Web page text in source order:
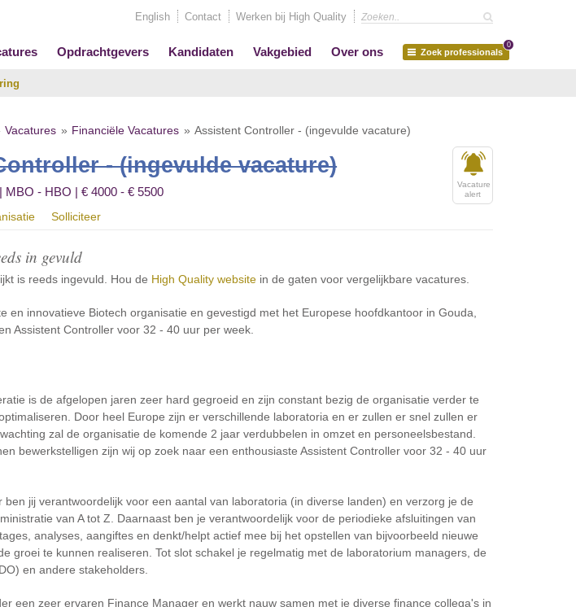
English Contact Werken bij High Quality
Opdrachtgevers Kandidaten Vakgebied Over ons Zoek professionals
0
Vacatures Financiële Vacatures Assistent Controller - (ingevulde vacature)
- (ingevulde vacature)
Vacature
alert
MBO - HBO | € 4000 - € 5500
Solliciteer
in gevuld
is reeds ingevuld. Hou de High Quality website in de gaten voor vergelijkbare vacatures.
en innovatieve Biotech organisatie en gevestigd met het Europese hoofdkantoor in Gouda,
Assistent Controller voor 32 - 40 uur per week.
is de afgelopen jaren zeer hard gegroeid en zijn constant bezig de organisatie verder te
Door heel Europe zijn er verschillende laboratoria en er zullen er snel zullen er
zal de organisatie de komende 2 jaar verdubbelen in omzet en personeelsbestand.
bewerkstelligen zijn wij op zoek naar een enthousiaste Assistent Controller voor 32 - 40 uur
ben jij verantwoordelijk voor een aantal van laboratoria (in diverse landen) en verzorg je de
van A tot Z. Daarnaast ben je verantwoordelijk voor de periodieke afsluitingen van
analyses, aangiftes en denkt/helpt actief mee bij het opstellen van bijvoorbeeld nieuwe
groei te kunnen realiseren. Tot slot schakel je regelmatig met de laboratorium managers, de
en andere stakeholders.
een zeer ervaren Finance Manager en werkt nauw samen met je diverse finance collega's in